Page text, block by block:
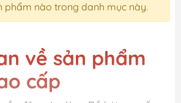
phẩm nào trong danh mục này.
về sản phẩm
cấp